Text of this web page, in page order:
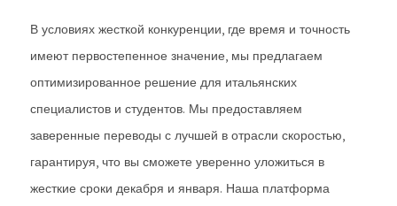
В условиях жесткой конкуренции, где время и точность
имеют первостепенное значение, мы предлагаем
оптимизированное решение для итальянских
специалистов и студентов. Мы предоставляем
заверенные переводы с лучшей в отрасли скоростью,
гарантируя, что вы сможете уверенно уложиться в
жесткие сроки декабря и января. Наша платформа